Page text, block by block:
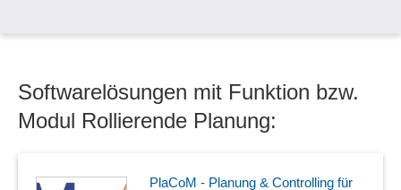
Teilpläne
Wareneinsatzplanung
Softwarelösungen mit Funktion bzw.
Modul Rollierende Planung:
PlaCoM - Planung & Controlling für